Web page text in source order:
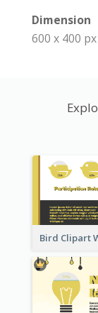
Dimension
600 x 400 px